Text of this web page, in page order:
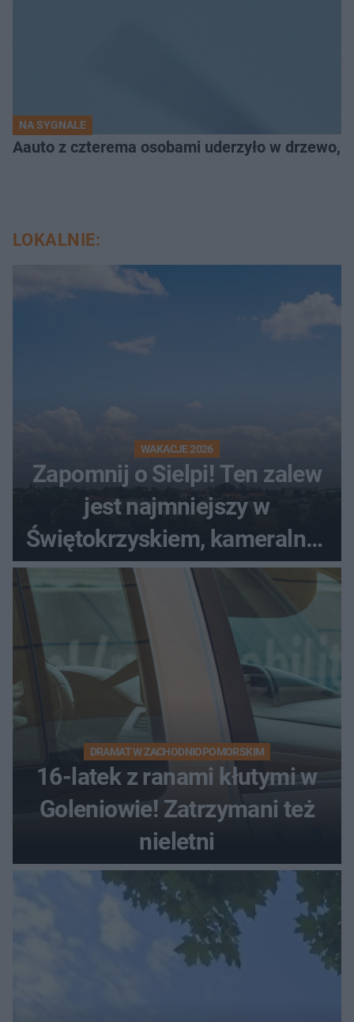
NA SYGNALE
Aauto z czterema osobami uderzyło w drzewo,
LOKALNIE:
WAKACJE 2026
Zapomnij o Sielpi! Ten zalew
jest najmniejszy w
Świętokrzyskiem, kameralny i
bez tłumów
DRAMAT W ZACHODNIOPOMORSKIM
16-latek z ranami kłutymi w
Goleniowie! Zatrzymani też
nieletni